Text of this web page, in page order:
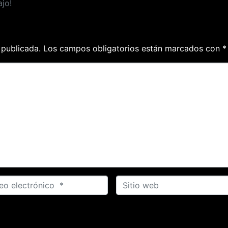
Los campos obligatorios están marcados con *
i